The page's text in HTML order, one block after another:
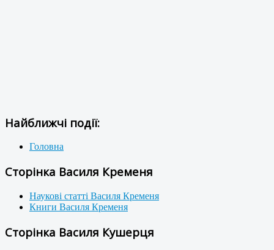
Найближчі події:
Головна
Сторінка Василя Кременя
Наукові статті Василя Кременя
Книги Василя Кременя
Сторінка Василя Кушерця